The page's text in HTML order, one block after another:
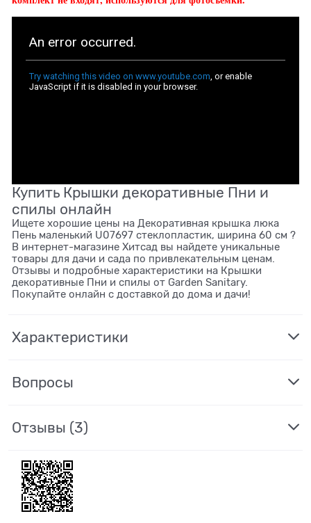
Купить Крышки декоративные Пни и
спилы онлайн
Ищете хорошие цены на Декоративная крышка люка
Пень маленький U07697 стеклопластик, ширина 60 см ?
В интернет-магазине Хитсад вы найдете уникальные
товары для дачи и сада по привлекательным ценам.
Отзывы и подробные характеристики на Крышки
декоративные Пни и спилы от Garden Sanitary.
Покупайте онлайн с доставкой до дома и дачи!
Характеристики
Вопросы
Отзывы (3)